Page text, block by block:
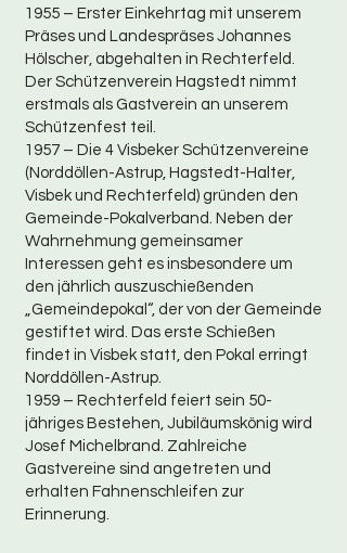
1955 – Erster Einkehrtag mit unserem
Präses und Landespräses Johannes
Hölscher, abgehalten in Rechterfeld.
Der Schützenverein Hagstedt nimmt
erstmals als Gastverein an unserem
Schützenfest teil.
1957 – Die 4 Visbeker Schützenvereine
(Norddöllen-Astrup, Hagstedt-Halter,
Visbek und Rechterfeld) gründen den
Gemeinde-Pokalverband. Neben der
Wahrnehmung gemeinsamer
Interessen geht es insbesondere um
den jährlich auszuschießenden
„Gemeindepokal“, der von der Gemeinde
gestiftet wird. Das erste Schießen
findet in Visbek statt, den Pokal erringt
Norddöllen-Astrup.
1959 – Rechterfeld feiert sein 50-
jähriges Bestehen, Jubiläumskönig wird
Josef Michelbrand. Zahlreiche
Gastvereine sind angetreten und
erhalten Fahnenschleifen zur
Erinnerung.